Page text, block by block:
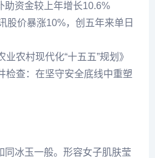
助资金较上年增长10.6%
股价暴涨10%，创五年来单日
农村现代化“十五五”规划》
检查：在坚守安全底线中重塑
同冰玉一般。形容女子肌肤莹